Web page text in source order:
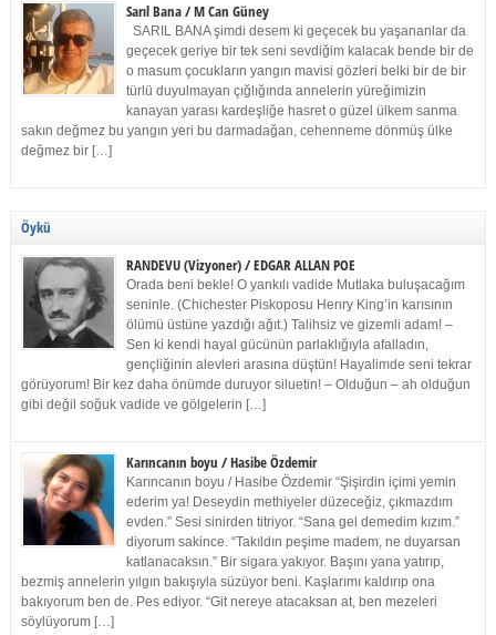
Sarıl Bana / M Can Güney
SARIL BANA şimdi desem ki geçecek bu yaşananlar da
geçecek geriye bir tek seni sevdiğim kalacak bende bir de
o masum çocukların yangın mavisi gözleri belki bir de bir
türlü duyulmayan çığlığında annelerin yüreğimizin
kanayan yarası kardeşliğe hasret o güzel ülkem sanma
sakın değmez bu yangın yeri bu darmadağan, cehenneme dönmüş ülke
değmez bir […]
Öykü
RANDEVU (Vizyoner) / EDGAR ALLAN POE
Orada beni bekle! O yankılı vadide Mutlaka buluşacağım
seninle. (Chichester Piskoposu Henry King’in karısının
ölümü üstüne yazdığı ağıt.) Talihsiz ve gizemli adam! –
Sen ki kendi hayal gücünün parlaklığıyla afalladın,
gençliğinin alevleri arasına düştün! Hayalimde seni tekrar
görüyorum! Bir kez daha önümde duruyor siluetin! – Olduğun – ah olduğun
gibi değil soğuk vadide ve gölgelerin […]
Karıncanın boyu / Hasibe Özdemir
Karıncanın boyu / Hasibe Özdemir “Şişirdin içimi yemin
ederim ya! Deseydin methiyeler düzeceğiz, çıkmazdım
evden.” Sesi sinirden titriyor. “Sana gel demedim kızım.”
diyorum sakince. “Takıldın peşime madem, ne duyarsan
katlanacaksın.” Bir sigara yakıyor. Başını yana yatırıp,
bezmiş annelerin yılgın bakışıyla süzüyor beni. Kaşlarımı kaldırıp ona
bakıyorum ben de. Pes ediyor. “Git nereye atacaksan at, ben mezeleri
söylüyorum […]